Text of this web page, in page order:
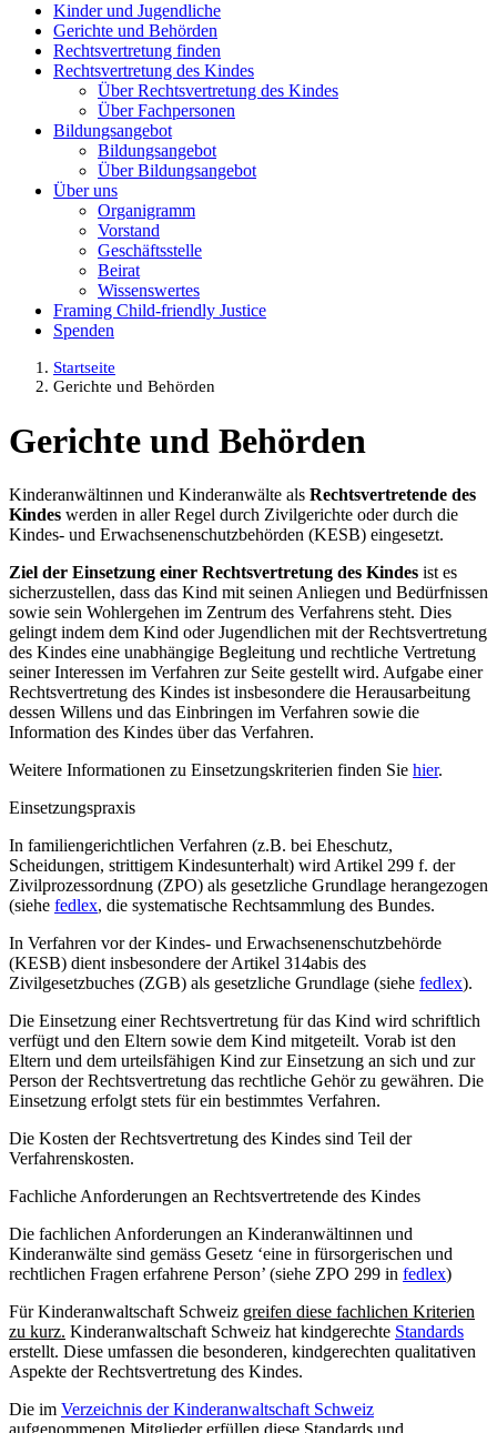
Kinder und Jugendliche
Gerichte und Behörden
Rechtsvertretung finden
Rechtsvertretung des Kindes
Über Rechtsvertretung des Kindes
Über Fachpersonen
Bildungsangebot
Bildungsangebot
Über Bildungsangebot
Über uns
Organigramm
Vorstand
Geschäftsstelle
Beirat
Wissenswertes
Framing Child-friendly Justice
Spenden
Startseite
Gerichte und Behörden
Gerichte und Behörden
Kinderanwältinnen und Kinderanwälte als Rechtsvertretende des
Kindes werden in aller Regel durch Zivilgerichte oder durch die
Kindes- und Erwachsenenschutzbehörden (KESB) eingesetzt.
Ziel der Einsetzung einer Rechtsvertretung des Kindes ist es
sicherzustellen, dass das Kind mit seinen Anliegen und Bedürfnissen
sowie sein Wohlergehen im Zentrum des Verfahrens steht. Dies
gelingt indem dem Kind oder Jugendlichen mit der Rechtsvertretung
des Kindes eine unabhängige Begleitung und rechtliche Vertretung
seiner Interessen im Verfahren zur Seite gestellt wird. Aufgabe einer
Rechtsvertretung des Kindes ist insbesondere die Herausarbeitung
dessen Willens und das Einbringen im Verfahren sowie die
Information des Kindes über das Verfahren.
Weitere Informationen zu Einsetzungskriterien finden Sie hier.
Einsetzungspraxis
In familiengerichtlichen Verfahren (z.B. bei Eheschutz,
Scheidungen, strittigem Kindesunterhalt) wird Artikel 299 f. der
Zivilprozessordnung (ZPO) als gesetzliche Grundlage herangezogen
(siehe fedlex, die systematische Rechtsammlung des Bundes.
In Verfahren vor der Kindes- und Erwachsenenschutzbehörde
(KESB) dient insbesondere der Artikel 314abis des
Zivilgesetzbuches (ZGB) als gesetzliche Grundlage (siehe fedlex).
Die Einsetzung einer Rechtsvertretung für das Kind wird schriftlich
verfügt und den Eltern sowie dem Kind mitgeteilt. Vorab ist den
Eltern und dem urteilsfähigen Kind zur Einsetzung an sich und zur
Person der Rechtsvertretung das rechtliche Gehör zu gewähren. Die
Einsetzung erfolgt stets für ein bestimmtes Verfahren.
Die Kosten der Rechtsvertretung des Kindes sind Teil der
Verfahrenskosten.
Fachliche Anforderungen an Rechtsvertretende des Kindes
Die fachlichen Anforderungen an Kinderanwältinnen und
Kinderanwälte sind gemäss Gesetz ‘eine in fürsorgerischen und
rechtlichen Fragen erfahrene Person’ (siehe ZPO 299 in fedlex)
Für Kinderanwaltschaft Schweiz greifen diese fachlichen Kriterien
zu kurz. Kinderanwaltschaft Schweiz hat kindgerechte Standards
erstellt. Diese umfassen die besonderen, kindgerechten qualitativen
Aspekte der Rechtsvertretung des Kindes.
Die im Verzeichnis der Kinderanwaltschaft Schweiz